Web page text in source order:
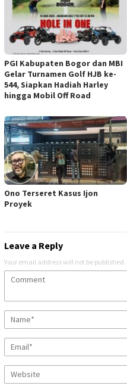
PGI Kabupaten Bogor dan MBI
Gelar Turnamen Golf HJB ke-
544, Siapkan Hadiah Harley
hingga Mobil Off Road
Ono Terseret Kasus Ijon
Proyek
Leave a Reply
Your email address will not be published.